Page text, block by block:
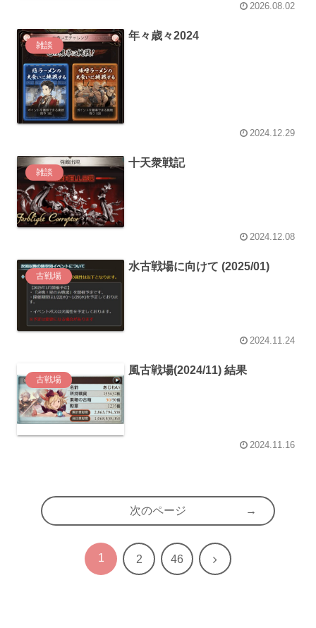
2026.08.02
雑談
年々歳々2024
2024.12.29
雑談
十天衆戦記
2024.12.08
古戦場
水古戦場に向けて (2025/01)
2024.11.24
古戦場
風古戦場(2024/11) 結果
2024.11.16
次のページ
1 2 46 次